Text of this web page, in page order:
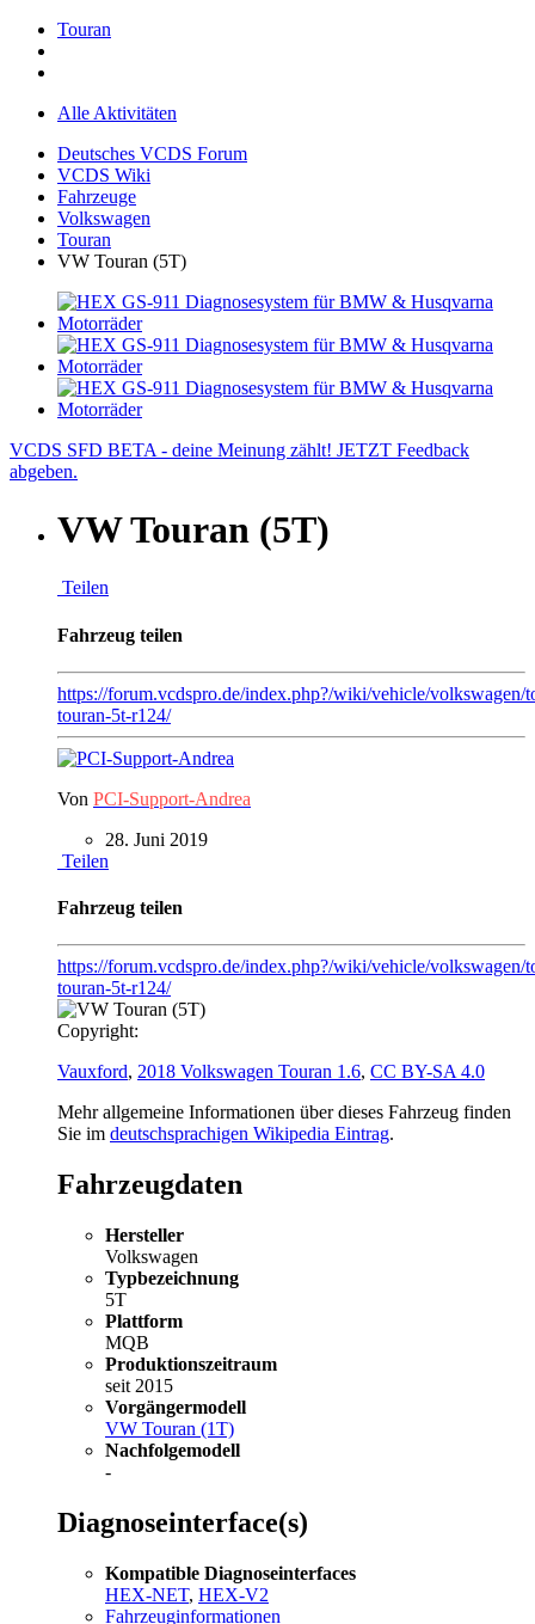
Touran
Alle Aktivitäten
Deutsches VCDS Forum
VCDS Wiki
Fahrzeuge
Volkswagen
Touran
VW Touran (5T)
VCDS SFD BETA - deine Meinung zählt! JETZT Feedback
abgeben.
VW Touran (5T)
Teilen
Fahrzeug teilen
https://forum.vcdspro.de/index.php?/wiki/vehicle/volkswagen/
touran-5t-r124/
Von PCI-Support-Andrea
28. Juni 2019
Teilen
Fahrzeug teilen
https://forum.vcdspro.de/index.php?/wiki/vehicle/volkswagen/
touran-5t-r124/
Copyright:
Vauxford, 2018 Volkswagen Touran 1.6, CC BY-SA 4.0
Mehr allgemeine Informationen über dieses Fahrzeug finden
Sie im deutschsprachigen Wikipedia Eintrag.
Fahrzeugdaten
Hersteller
Volkswagen
Typbezeichnung
5T
Plattform
MQB
Produktionszeitraum
seit 2015
Vorgängermodell
VW Touran (1T)
Nachfolgemodell
-
Diagnoseinterface(s)
Kompatible Diagnoseinterfaces
HEX-NET, HEX-V2
Fahrzeuginformationen